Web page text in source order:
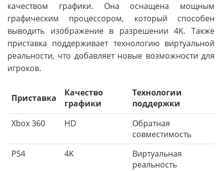
качеством графики. Она оснащена мощным
графическим процессором, который способен
выводить изображение в разрешении 4K. Также
приставка поддерживает технологию виртуальной
реальности, что добавляет новые возможности для
игроков.
Приставка
Качество
графики
Технологии
поддержки
Xbox 360
HD
Обратная
совместимость
PS4
4K
Виртуальная
реальность